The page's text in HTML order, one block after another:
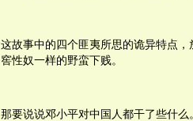
这故事中的四个匪夷所思的诡异特点
窖性奴一样的野蛮下贱。
那要说说邓小平对中国人都干了些什